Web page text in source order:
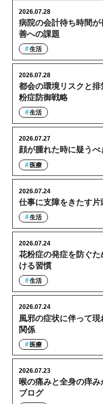
病院の会計待ち時間
善への課題
2026.07.28
生活
都会の環境リスクと
粉症防御戦略
2026.07.28
生活
顔が腫れた時に疑う
2026.07.27
医療
仕事に支障をきたす片
2026.07.24
生活
花粉症の発症を防ぐ
ける習慣
2026.07.24
生活
風邪の症状に伴って
関係
2026.07.24
医療
喉の痛みと全身の痒
ブログ
2026.07.23